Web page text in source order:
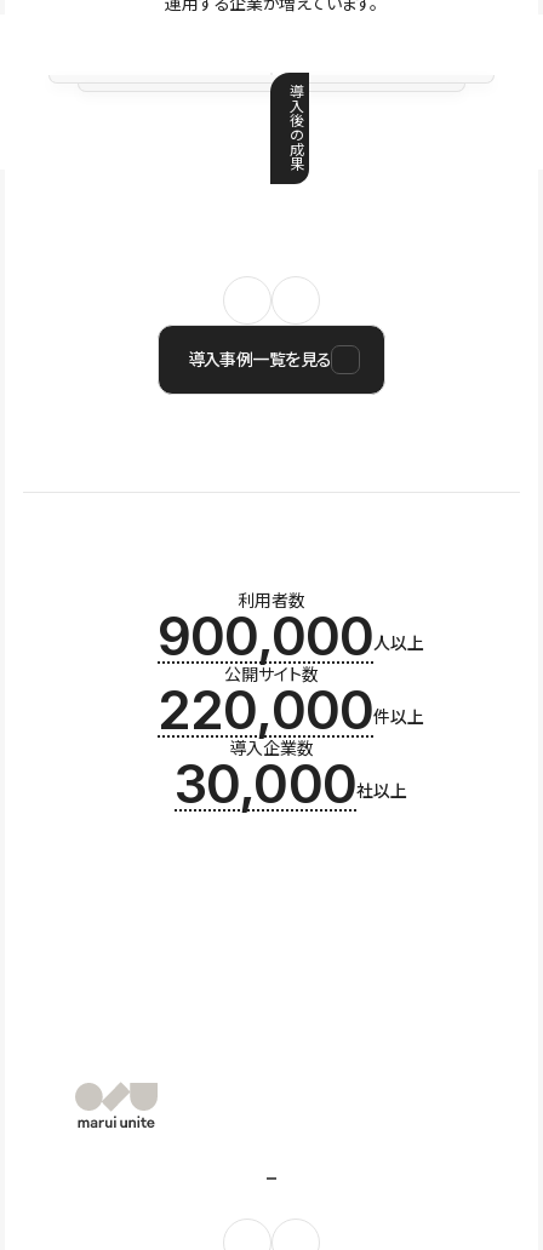
導
入
後
の
成
果
導入事例一覧を見る
利用者数
900,000人以上
公開サイト数
220,000件以上
導入企業数
30,000社以上